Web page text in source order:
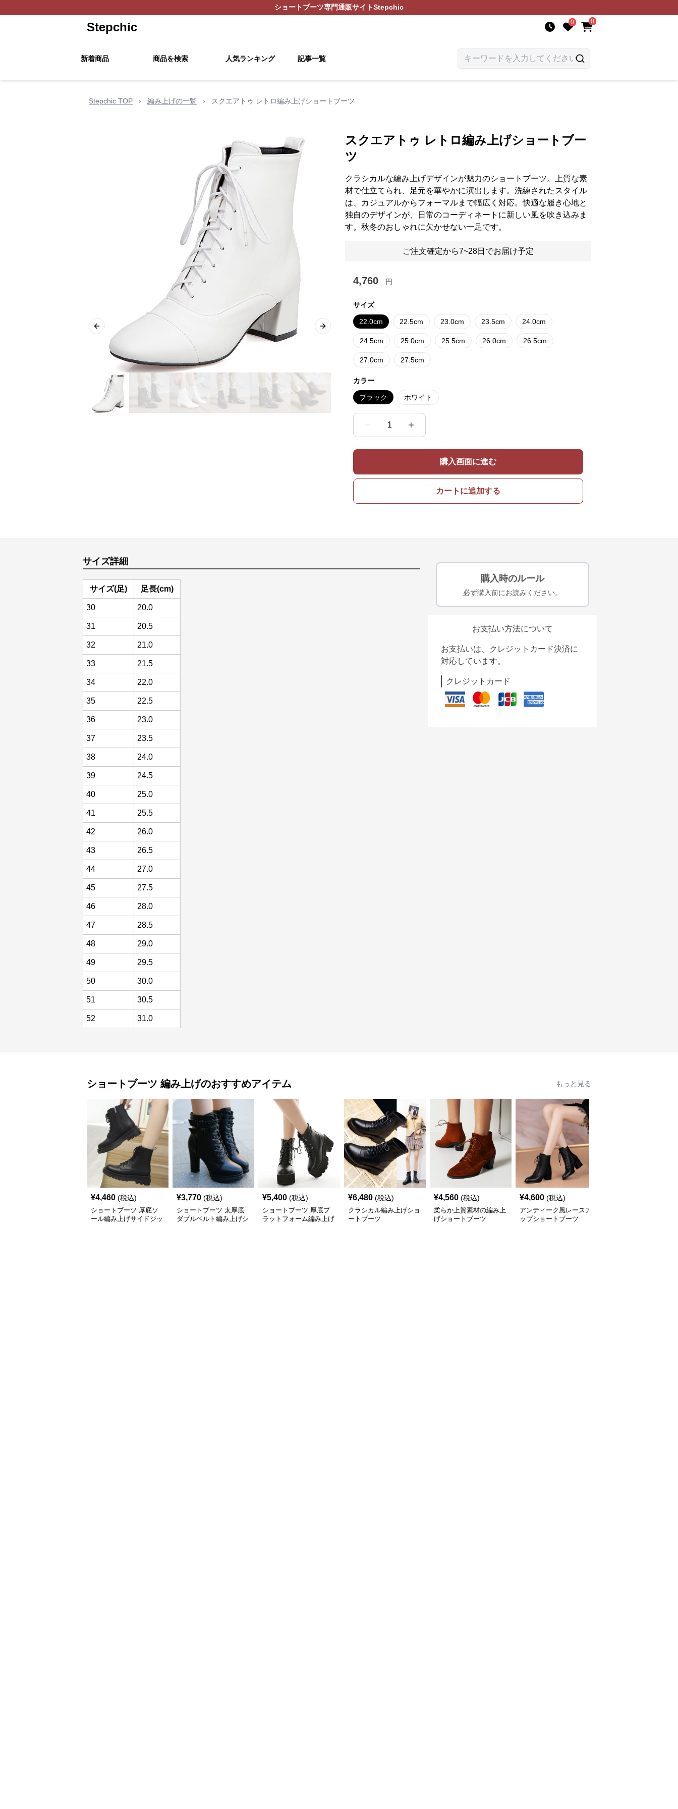
ショートブーツ専門通販サイトStepchic
Stepchic 0 0
新着商品 商品を検索 人気ランキング 記事一覧
Stepchic TOP › 編み上げの一覧 › スクエアトゥ レトロ編み上げショートブーツ
Previous slide Next slide
スクエアトゥ レトロ編み上げショートブー
ツ
クラシカルな編み上げデザインが魅力のショートブーツ。上質な素
材で仕立てられ、足元を華やかに演出します。洗練されたスタイル
は、カジュアルからフォーマルまで幅広く対応。快適な履き心地と
独自のデザインが、日常のコーディネートに新しい風を吹き込みま
す。秋冬のおしゃれに欠かせない一足です。
ご注文確定から7~28日でお届け予定
4,760 円
サイズ
22.0cm 22.5cm 23.0cm 23.5cm 24.0cm
24.5cm 25.0cm 25.5cm 26.0cm 26.5cm
27.0cm 27.5cm
カラー
ブラック ホワイト
1
購入画面に進む
カートに追加する
サイズ詳細
サイズ(足) 足長(cm)
30 20.0
31 20.5
32 21.0
33 21.5
34 22.0
35 22.5
36 23.0
37 23.5
38 24.0
39 24.5
40 25.0
41 25.5
42 26.0
43 26.5
44 27.0
45 27.5
46 28.0
47 28.5
48 29.0
49 29.5
50 30.0
51 30.5
52 31.0
購入時のルール
必ず購入前にお読みください。
お支払い方法について
お支払いは、クレジットカード決済に
対応しています。
クレジットカード
ショートブーツ 編み上げのおすすめアイテム もっと見る
¥4,460 (税込)
ショートブーツ 厚底ソ
ール編み上げサイドジッ
¥3,770 (税込)
ショートブーツ 太厚底
ダブルベルト編み上げシ
¥5,400 (税込)
ショートブーツ 厚底プ
ラットフォーム編み上げ
¥6,480 (税込)
クラシカル編み上げショ
ートブーツ
¥4,560 (税込)
柔らか上質素材の編み上
げショートブーツ
¥4,600 (税込)
アンティーク風レースア
ップショートブーツ